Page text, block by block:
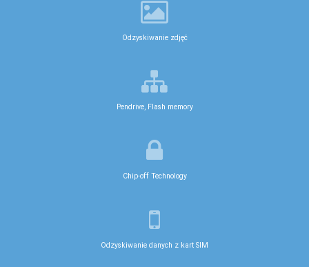
Odzyskiwanie zdjęć
Pendrive, Flash memory
Chip-off Technology
Odzyskiwanie danych z kart SIM